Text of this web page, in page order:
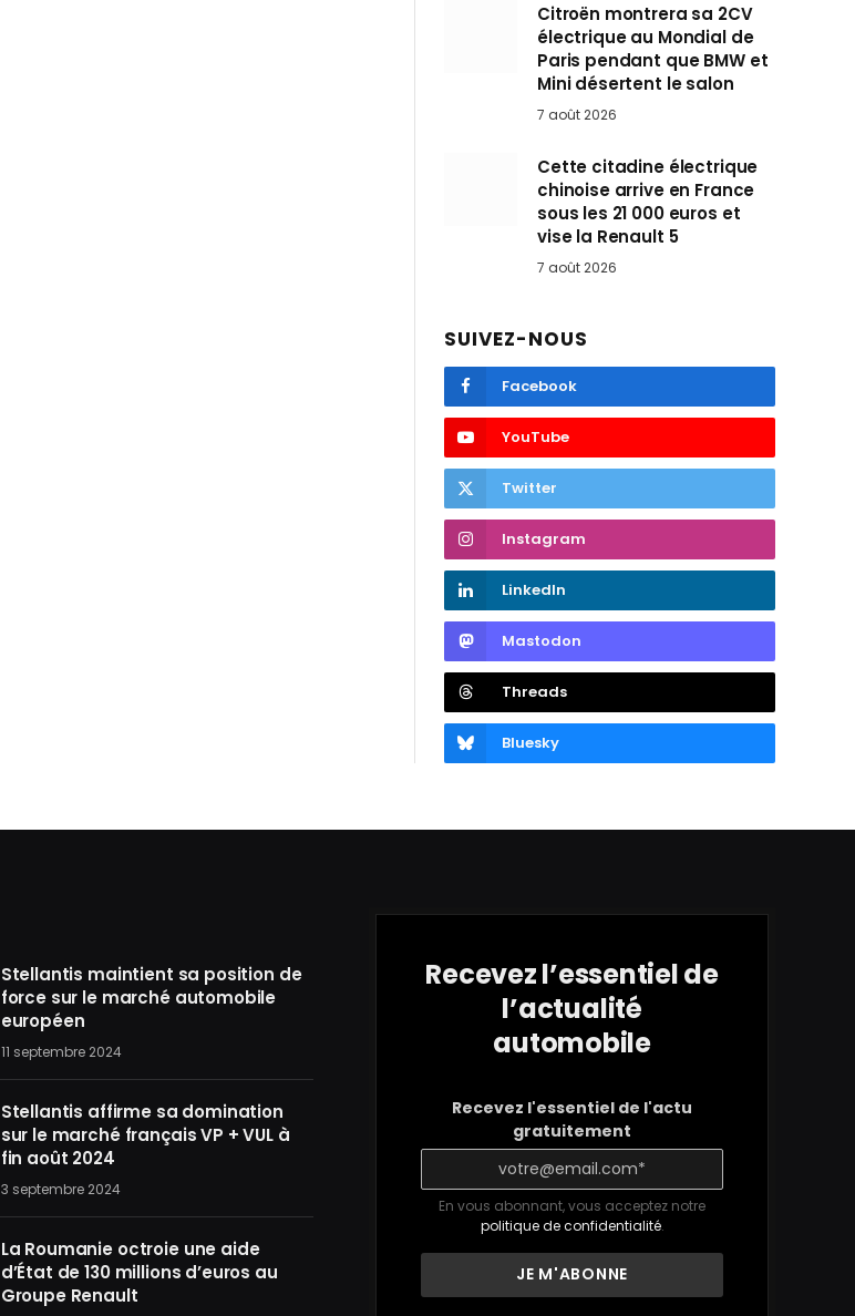
Citroën montrera sa 2CV
électrique au Mondial de
Paris pendant que BMW et
Mini désertent le salon
7 août 2026
Cette citadine électrique
chinoise arrive en France
sous les 21 000 euros et
vise la Renault 5
7 août 2026
SUIVEZ-NOUS
Facebook
YouTube
Twitter
Instagram
LinkedIn
Mastodon
Threads
Bluesky
Stellantis maintient sa position de
force sur le marché automobile
européen
11 septembre 2024
Stellantis affirme sa domination
sur le marché français VP + VUL à
fin août 2024
3 septembre 2024
La Roumanie octroie une aide
d’État de 130 millions d’euros au
Groupe Renault
Recevez l’essentiel de
l’actualité
automobile
Recevez l'essentiel de l'actu
gratuitement
En vous abonnant, vous acceptez notre
politique de confidentialité.